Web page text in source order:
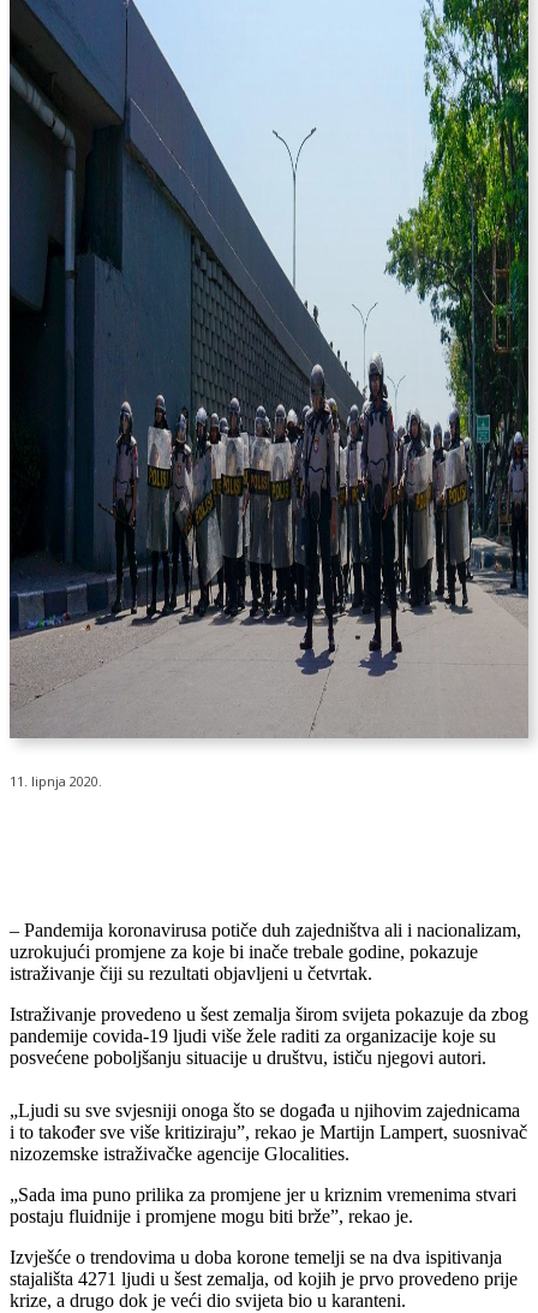
11. lipnja 2020.
– Pandemija koronavirusa potiče duh zajedništva ali i nacionalizam,
uzrokujući promjene za koje bi inače trebale godine, pokazuje
istraživanje čiji su rezultati objavljeni u četvrtak.
Istraživanje provedeno u šest zemalja širom svijeta pokazuje da zbog
pandemije covida-19 ljudi više žele raditi za organizacije koje su
posvećene poboljšanju situacije u društvu, ističu njegovi autori.
„Ljudi su sve svjesniji onoga što se događa u njihovim zajednicama
i to također sve više kritiziraju”, rekao je Martijn Lampert, suosnivač
nizozemske istraživačke agencije Glocalities.
„Sada ima puno prilika za promjene jer u kriznim vremenima stvari
postaju fluidnije i promjene mogu biti brže”, rekao je.
Izvješće o trendovima u doba korone temelji se na dva ispitivanja
stajališta 4271 ljudi u šest zemalja, od kojih je prvo provedeno prije
krize, a drugo dok je veći dio svijeta bio u karanteni.